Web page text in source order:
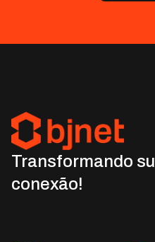
Transformando
conexão!